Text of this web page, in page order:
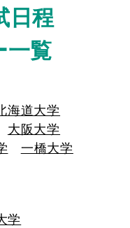
日程
一覧
海道大学
大阪大学
一橋大学
学